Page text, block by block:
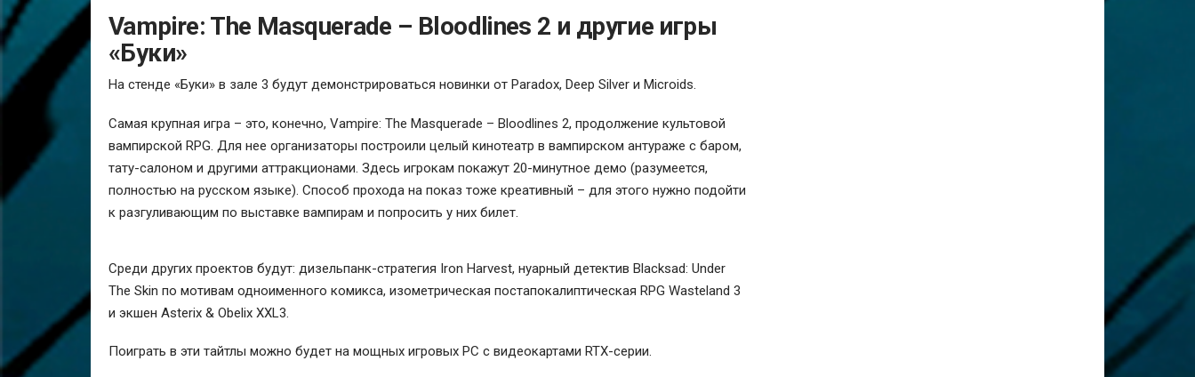
Vampire: The Masquerade – Bloodlines 2 и другие игры
«Буки»
На стенде «Буки» в зале 3 будут демонстрироваться новинки от Paradox, Deep Silver и Microids.
Самая крупная игра – это, конечно, Vampire: The Masquerade – Bloodlines 2, продолжение культовой
вампирской RPG. Для нее организаторы построили целый кинотеатр в вампирском антураже с баром,
тату-салоном и другими аттракционами. Здесь игрокам покажут 20-минутное демо (разумеется,
полностью на русском языке). Способ прохода на показ тоже креативный – для этого нужно подойти
к разгуливающим по выставке вампирам и попросить у них билет.
Среди других проектов будут: дизельпанк-стратегия Iron Harvest, нуарный детектив Blacksad: Under
The Skin по мотивам одноименного комикса, изометрическая постапокалиптическая RPG Wasteland 3
и экшен Asterix & Obelix XXL3.
Поиграть в эти тайтлы можно будет на мощных игровых PC с видеокартами RTX-серии.